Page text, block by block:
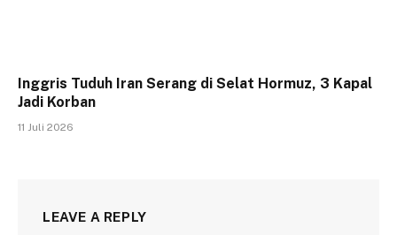
Inggris Tuduh Iran Serang di Selat Hormuz, 3 Kapal
Jadi Korban
11 Juli 2026
LEAVE A REPLY